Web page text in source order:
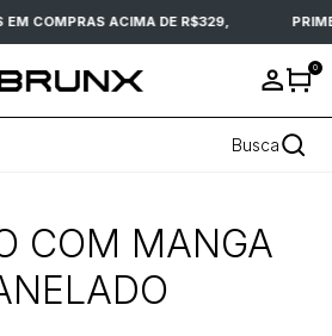
EM COMPRAS ACIMA DE R$329,
0
Busca
COM MANGA